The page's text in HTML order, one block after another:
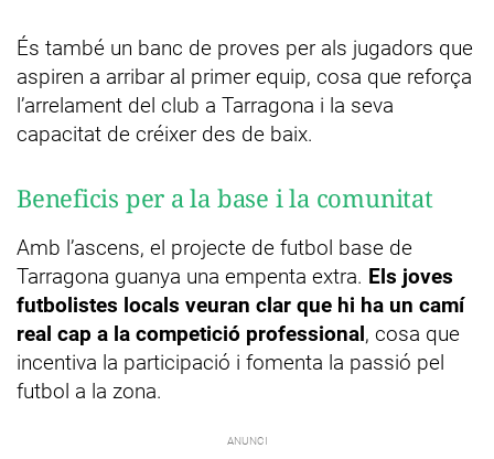
És també un banc de proves per als jugadors que
aspiren a arribar al primer equip, cosa que reforça
l’arrelament del club a Tarragona i la seva
capacitat de créixer des de baix.
Beneficis per a la base i la comunitat
Amb l’ascens, el projecte de futbol base de
Tarragona guanya una empenta extra. Els joves
futbolistes locals veuran clar que hi ha un camí
real cap a la competició professional, cosa que
incentiva la participació i fomenta la passió pel
futbol a la zona.